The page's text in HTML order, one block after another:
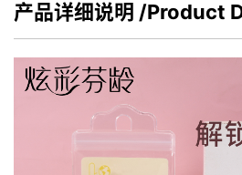
产品详细说明 /Product